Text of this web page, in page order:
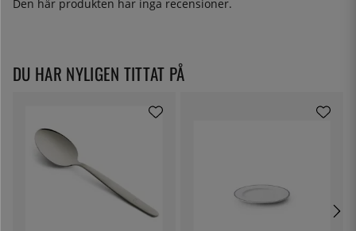
Den här produkten har inga recensioner.
DU HAR NYLIGEN TITTAT PÅ